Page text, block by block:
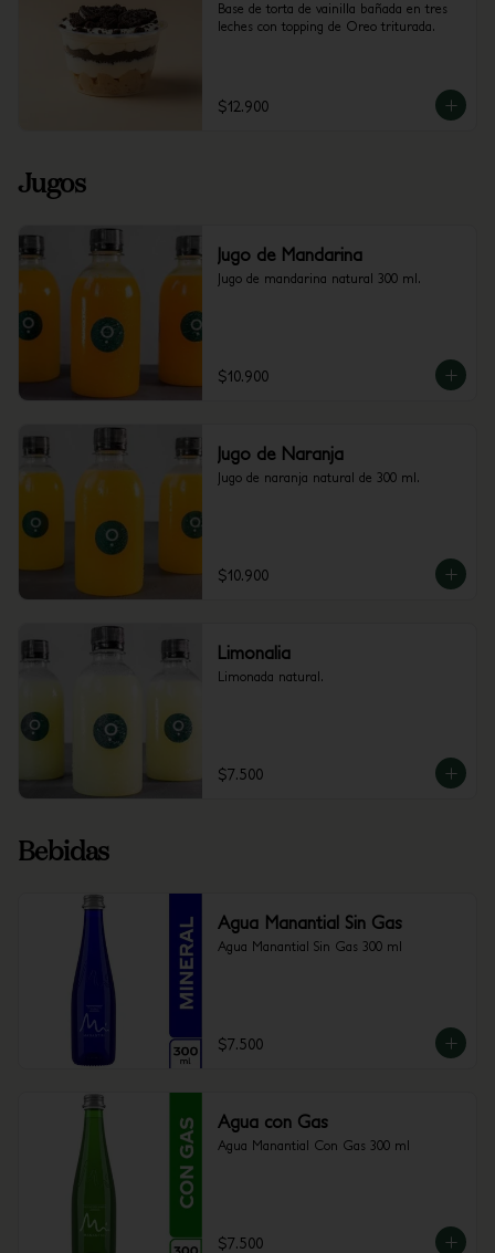
Base de torta de vainilla bañada en tres
leches con topping de Oreo triturada.
$12.900
Jugos
Jugo de Mandarina
Jugo de mandarina natural 300 ml.
$10.900
Jugo de Naranja
Jugo de naranja natural de 300 ml.
$10.900
Limonalia
Limonada natural.
$7.500
Bebidas
Agua Manantial Sin Gas
Agua Manantial Sin Gas 300 ml
$7.500
Agua con Gas
Agua Manantial Con Gas 300 ml
$7.500